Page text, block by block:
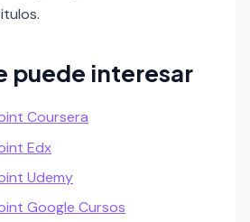
puede interesar
Coursera
Edx
Udemy
Google Cursos